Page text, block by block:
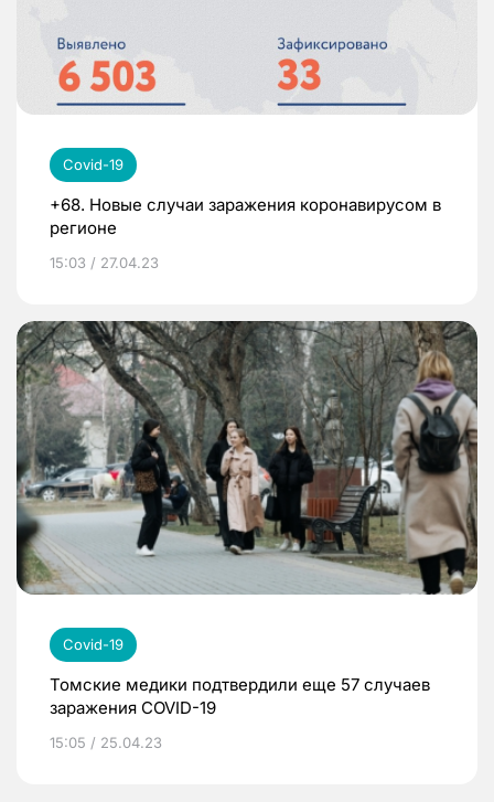
Covid-19
+68. Новые случаи заражения коронавирусом в
регионе
15:03 / 27.04.23
Covid-19
Томские медики подтвердили еще 57 случаев
заражения COVID-19
15:05 / 25.04.23